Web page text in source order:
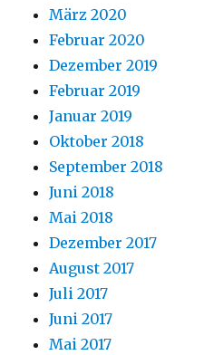
März 2020
Februar 2020
Dezember 2019
Februar 2019
Januar 2019
Oktober 2018
September 2018
Juni 2018
Mai 2018
Dezember 2017
August 2017
Juli 2017
Juni 2017
Mai 2017